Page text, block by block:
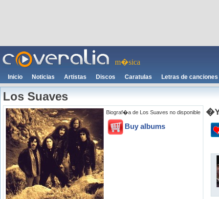
m�sica
Inicio Noticias Artistas Discos Caratulas Letras de canciones
Los Suaves
Biograf�a de Los Suaves no disponible
Buy albums